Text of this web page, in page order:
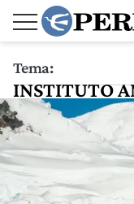
Tema:
INSTITUTO